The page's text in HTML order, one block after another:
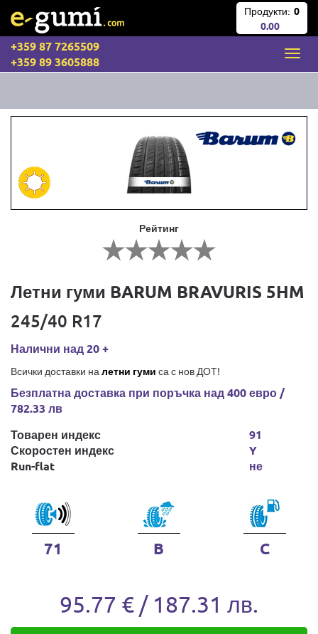
Продукти: 0
0.00
+359 87 7265509
+359 89 3605888
Рейтинг
Летни гуми BARUM BRAVURIS 5HM
245/40 R17
Налични над 20 +
Всички доставки на летни гуми са с нов ДОТ!
Безплатна доставка при поръчка над 400 евро /
782.33 лв
Товарен индекс
Скоростен индекс
Run-flat
91
Y
не
71 B C
95.77 € / 187.31 лв.